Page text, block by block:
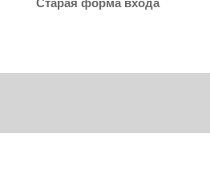
Старая форма входа